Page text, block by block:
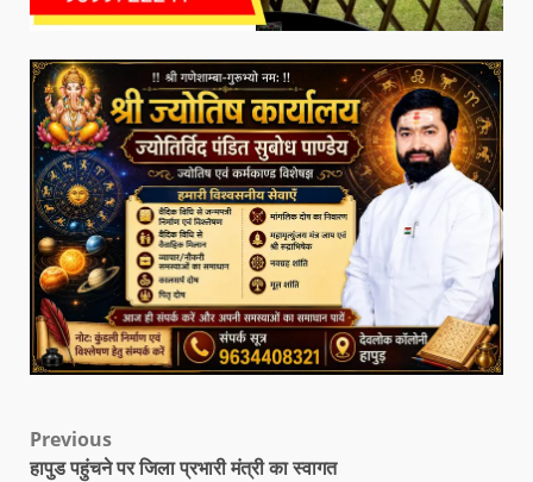
Previous
हापुड पहुंचने पर जिला प्रभारी मंत्री का स्वागत